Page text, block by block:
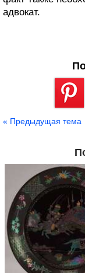
адвокат.
« Предыдущая тема